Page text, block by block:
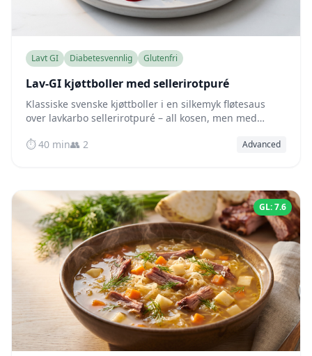
Lavt GI Diabetesvennlig Glutenfri
Lav-GI kjøttboller med sellerirotpuré
Klassiske svenske kjøttboller i en silkemyk fløtesaus
over lavkarbo sellerirotpuré – all kosen, men med
originalen.
⏱️ 40 min👥 2 Advanced
GL: 7.6